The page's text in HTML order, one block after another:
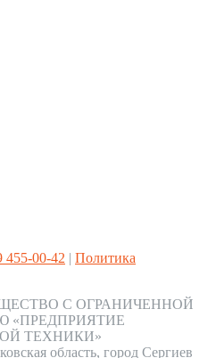
455-00-42 | Политика
С ОГРАНИЧЕННОЙ
«ПРЕДПРИЯТИЕ
ТЕХНИКИ»
область, город Сергиев